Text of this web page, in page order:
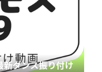
ダンス振り付け